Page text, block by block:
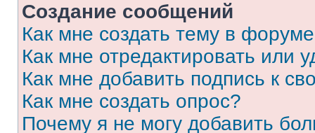
Создание сообщений
Как мне создать тему в
Как мне отредактировать или
Как мне добавить подпись к
Как мне создать опрос?
Почему я не могу добавить